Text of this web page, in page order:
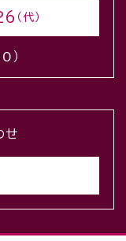
（代）
）
せ